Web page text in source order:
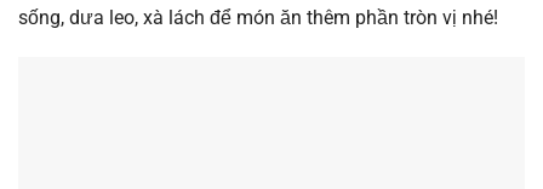
sống, dưa leo, xà lách để món ăn thêm phần tròn vị nhé!